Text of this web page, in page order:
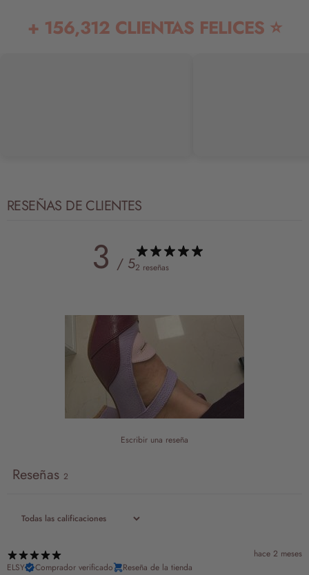
+ 156,312 CLIENTAS FELICES ⭐
RESEÑAS DE CLIENTES
3 / 52 reseñas
Escribir una reseña
Reseñas 2
hace 2 meses
ELSY
Comprador verificado Reseña de la tienda